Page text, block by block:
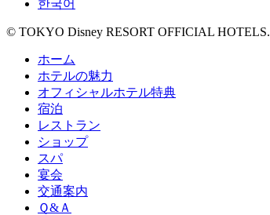
한국어
© TOKYO Disney RESORT OFFICIAL HOTELS.
ホーム
ホテルの魅力
オフィシャルホテル特典
宿泊
レストラン
ショップ
スパ
宴会
交通案内
Ｑ&Ａ